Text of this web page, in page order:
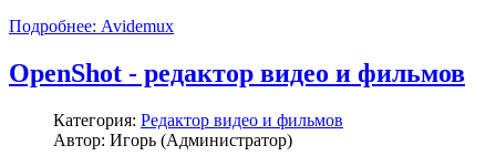
Подробнее: Avidemux
OpenShot - редактор видео и фильмов
Категория: Редактор видео и фильмов
Автор: Игорь (Администратор)